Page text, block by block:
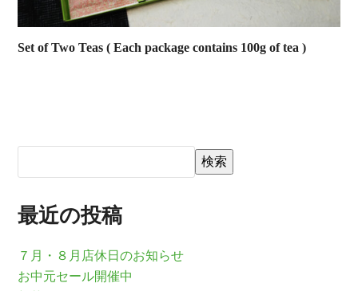
Set of Two Teas ( Each package contains 100g of tea )
検索
最近の投稿
７月・８月店休日のお知らせ
お中元セール開催中